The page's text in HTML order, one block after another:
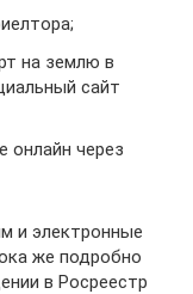
на землю в
сайт
онлайн через
и электронные
же подробно
в Росреестр